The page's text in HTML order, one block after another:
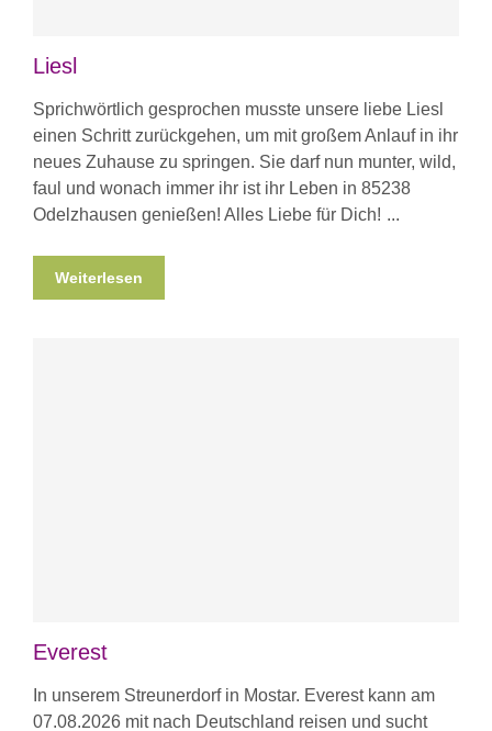
Liesl
Sprichwörtlich gesprochen musste unsere liebe Liesl
einen Schritt zurückgehen, um mit großem Anlauf in ihr
neues Zuhause zu springen. Sie darf nun munter, wild,
faul und wonach immer ihr ist ihr Leben in 85238
Odelzhausen genießen! Alles Liebe für Dich!
Weiterlesen
Everest
In unserem Streunerdorf in Mostar. Everest kann am
07.08.2026 mit nach Deutschland reisen und sucht